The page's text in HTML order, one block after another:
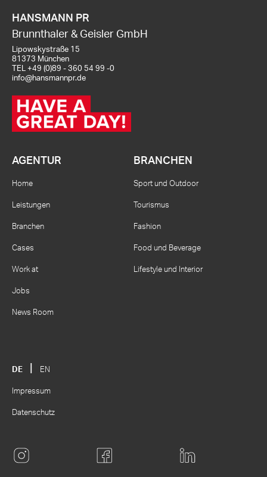
HANSMANN PR
Brunnthaler & Geisler GmbH
Lipowskystraße 15
81373 München
TEL +49 (0)89 - 360 54 99 -0
info@hansmannpr.de
AGENTUR
Home
Leistungen
Branchen
Cases
Work at
Jobs
News Room
BRANCHEN
Sport und Outdoor
Tourismus
Fashion
Food und Beverage
Lifestyle und Interior
DE EN
Impressum
Datenschutz